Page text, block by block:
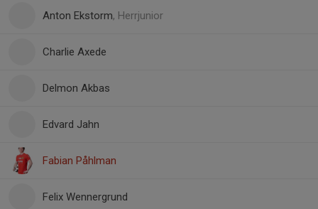
Anton Ekstorm, Herrjunior
Charlie Axede
Delmon Akbas
Edvard Jahn
Fabian Påhlman
Felix Wennergrund